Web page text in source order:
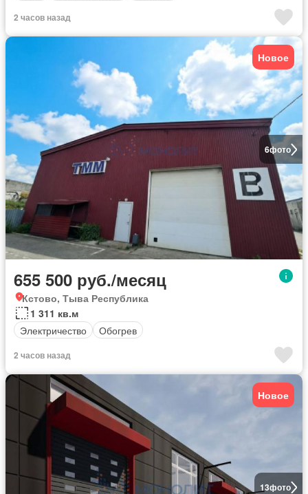
2 часов назад
6фото
Новое
655 500 руб./месяц
Кстово, Тыва Республика
1 311 кв.м
Электричество
Обогрев
2 часов назад
13фото
Новое